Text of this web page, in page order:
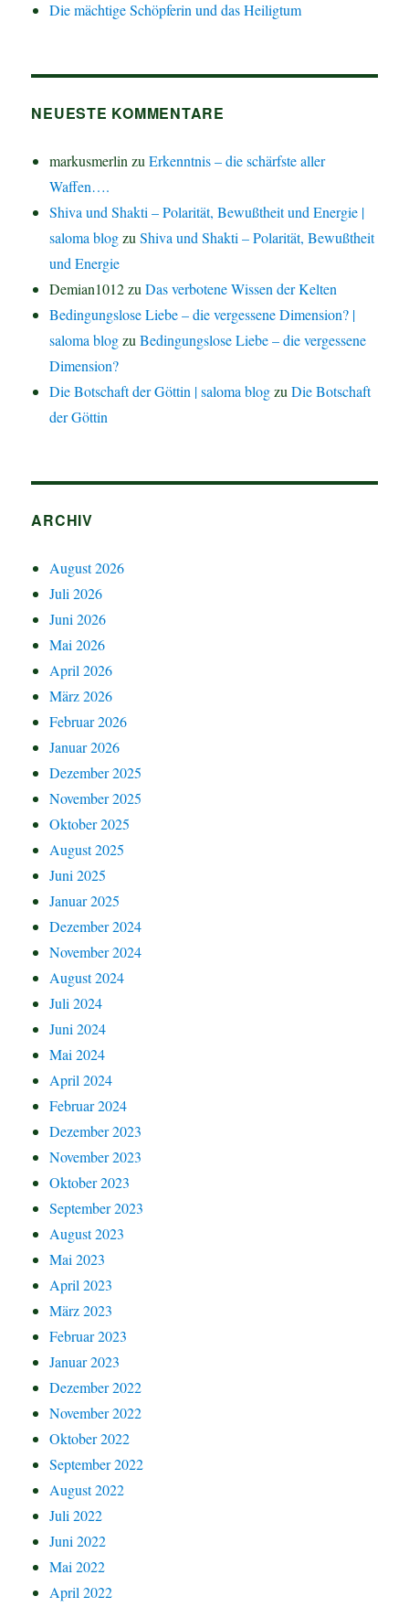
Die mächtige Schöpferin und das Heiligtum
NEUESTE KOMMENTARE
markusmerlin zuErkenntnis – die schärfste aller
Waffen….
Shiva und Shakti – Polarität, Bewußtheit und Energie |
saloma blogzuShiva und Shakti – Polarität, Bewußtheit
und Energie
Demian1012zuDas verbotene Wissen der Kelten
Bedingungslose Liebe – die vergessene Dimension? |
saloma blogzuBedingungslose Liebe – die vergessene
Dimension?
Die Botschaft der Göttin | saloma blogzuDie Botschaft
der Göttin
ARCHIV
August 2026
Juli 2026
Juni 2026
Mai 2026
April 2026
März 2026
Februar 2026
Januar 2026
Dezember 2025
November 2025
Oktober 2025
August 2025
Juni 2025
Januar 2025
Dezember 2024
November 2024
August 2024
Juli 2024
Juni 2024
Mai 2024
April 2024
Februar 2024
Dezember 2023
November 2023
Oktober 2023
September 2023
August 2023
Mai 2023
April 2023
März 2023
Februar 2023
Januar 2023
Dezember 2022
November 2022
Oktober 2022
September 2022
August 2022
Juli 2022
Juni 2022
Mai 2022
April 2022